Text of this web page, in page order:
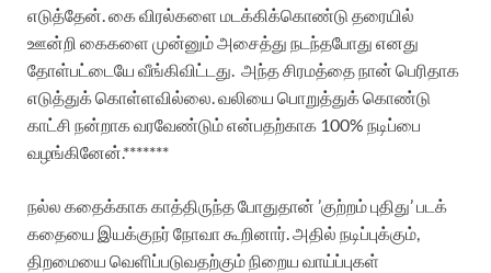
எடுத்தேன். கை விரல்களை மடக்கிக்கொண்டு தரையில்
ஊன்றி கைகளை முன்னும் அசைத்து நடந்தபோது எனது
தோள்பட்டையே வீங்கிவிட்டது. அந்த சிரமத்தை நான் பெரிதாக
எடுத்துக் கொள்ளவில்லை. வலியை பொறுத்துக் கொண்டு
காட்சி நன்றாக வரவேண்டும் என்பதற்காக 100% நடிப்பை
வழங்கினேன்.*******
நல்ல கதைக்காக காத்திருந்த போதுதான் ’குற்றம் புதிது’ படக்
கதையை இயக்குநர் நோவா கூறினார். அதில் நடிப்புக்கும்,
திறமையை வெளிப்படுவதற்கும் நிறைய வாய்ப்புகள்